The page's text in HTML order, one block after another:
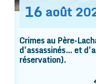
16 août
Crimes au Père-
d’assassinés… et
réservation).